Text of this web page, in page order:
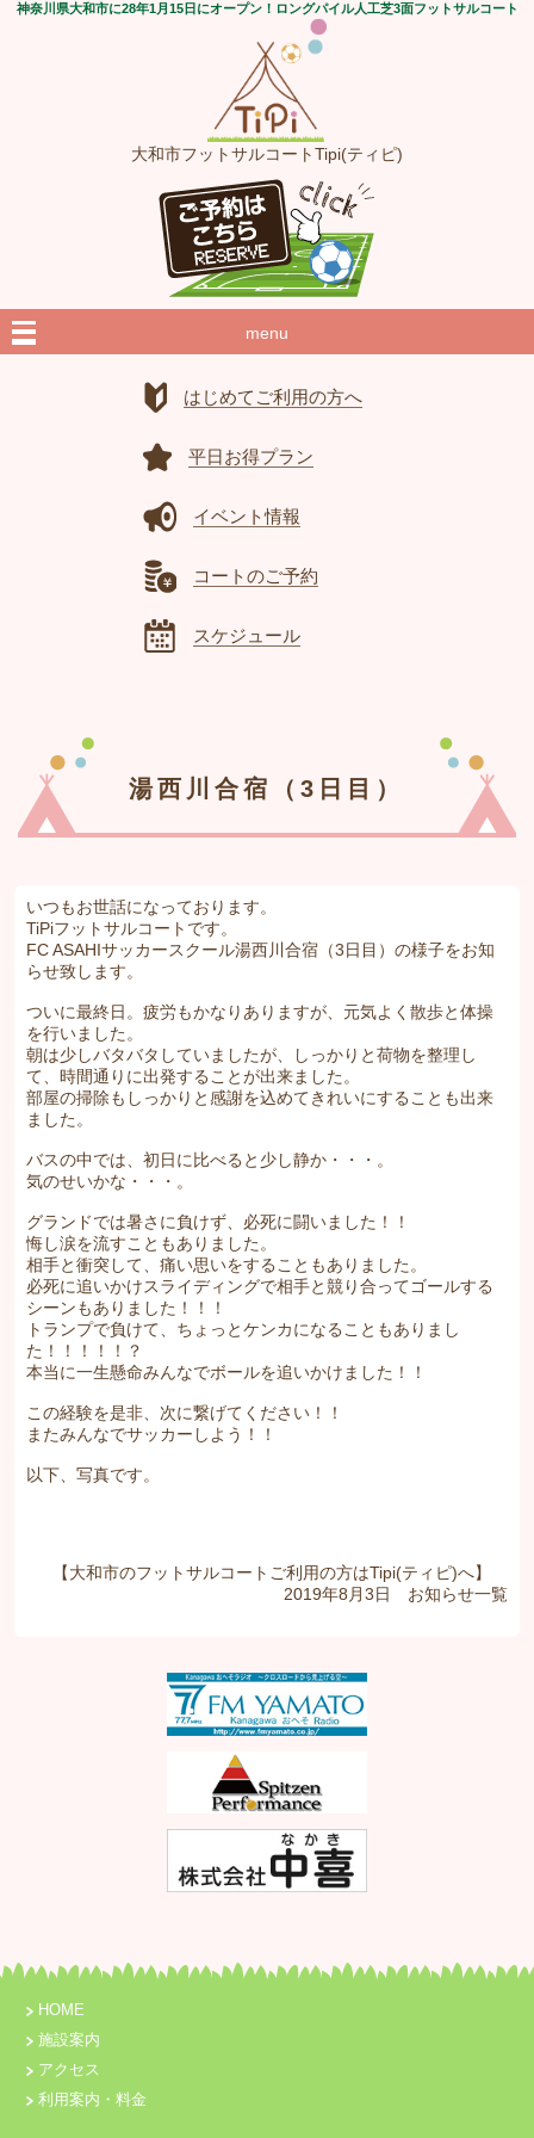
神奈川県大和市に28年1月15日にオープン！ロングパイル人工芝3面フットサルコート
大和市フットサルコートTipi(ティピ)
menu
はじめてご利用の方へ
平日お得プラン
イベント情報
コートのご予約
スケジュール
湯西川合宿（3日目）
いつもお世話になっております。
TiPiフットサルコートです。
FC ASAHIサッカースクール湯西川合宿（3日目）の様子をお知
らせ致します。
ついに最終日。疲労もかなりありますが、元気よく散歩と体操
を行いました。
朝は少しバタバタしていましたが、しっかりと荷物を整理し
て、時間通りに出発することが出来ました。
部屋の掃除もしっかりと感謝を込めてきれいにすることも出来
ました。
バスの中では、初日に比べると少し静か・・・。
気のせいかな・・・。
グランドでは暑さに負けず、必死に闘いました！！
悔し涙を流すこともありました。
相手と衝突して、痛い思いをすることもありました。
必死に追いかけスライディングで相手と競り合ってゴールする
シーンもありました！！！
トランプで負けて、ちょっとケンカになることもありまし
た！！！！！？
本当に一生懸命みんなでボールを追いかけました！！
この経験を是非、次に繋げてください！！
またみんなでサッカーしよう！！
以下、写真です。
【大和市のフットサルコートご利用の方はTipi(ティピ)へ】
2019年8月3日 お知らせ一覧
HOME
施設案内
アクセス
利用案内・料金